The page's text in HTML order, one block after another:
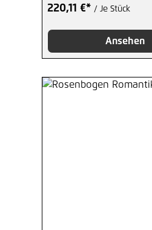
220,11 €* / Je Stück
Ansehen